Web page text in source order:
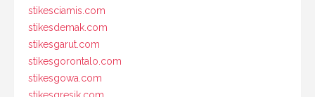
stikesciamis.com
stikesdemak.com
stikesgarut.com
stikesgorontalo.com
stikesgowa.com
stikesgresik.com